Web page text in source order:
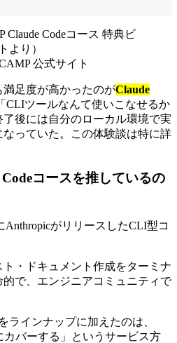
公式サイト
足度が高かったのがClaude
CLIツールなんて使いこなせるか
後には自分のローカル環境で実
っていた。この体験談は特に詳
コースを推しているの
AnthropicがリリースしたCLI型コ
・ドキュメント作成をターミナ
で、エンジニアコミュニティで
ラインナップに加えたのは、
カバーする」というサービス方